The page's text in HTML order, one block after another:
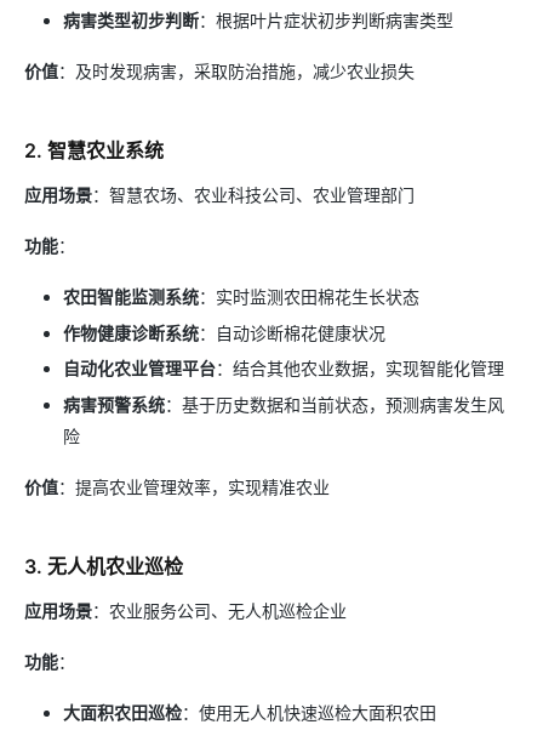
病害类型初步判断：根据叶片症状初步判断病害类型
价值：及时发现病害，采取防治措施，减少农业损失
2. 智慧农业系统
应用场景：智慧农场、农业科技公司、农业管理部门
功能：
农田智能监测系统：实时监测农田棉花生长状态
作物健康诊断系统：自动诊断棉花健康状况
自动化农业管理平台：结合其他农业数据，实现智能化管理
病害预警系统：基于历史数据和当前状态，预测病害发生风
险
价值：提高农业管理效率，实现精准农业
3. 无人机农业巡检
应用场景：农业服务公司、无人机巡检企业
功能：
大面积农田巡检：使用无人机快速巡检大面积农田